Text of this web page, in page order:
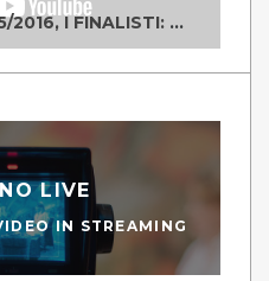
UNO TWO DREI 2015/2016, I FINALISTI: CLASSE IV ALS ISTITUTO "DEGASPERI" BORGO VALSUGANA
LIVE
IN STREAMING